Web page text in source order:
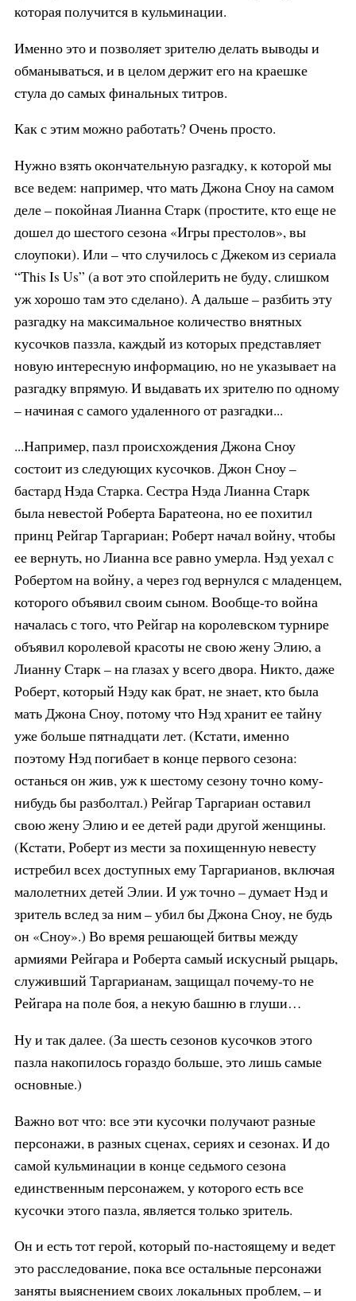
которая получится в кульминации.
Именно это и позволяет зрителю делать выводы и
обманываться, и в целом держит его на краешке
стула до самых финальных титров.
Как с этим можно работать? Очень просто.
Нужно взять окончательную разгадку, к которой мы
все ведем: например, что мать Джона Сноу на самом
деле – покойная Лианна Старк (простите, кто еще не
дошел до шестого сезона «Игры престолов», вы
слоупоки). Или – что случилось с Джеком из сериала
“This Is Us” (а вот это спойлерить не буду, слишком
уж хорошо там это сделано). А дальше – разбить эту
разгадку на максимальное количество внятных
кусочков паззла, каждый из которых представляет
новую интересную информацию, но не указывает на
разгадку впрямую. И выдавать их зрителю по одному
– начиная с самого удаленного от разгадки...
...Например, пазл происхождения Джона Сноу
состоит из следующих кусочков. Джон Сноу –
бастард Нэда Старка. Сестра Нэда Лианна Старк
была невестой Роберта Баратеона, но ее похитил
принц Рейгар Таргариан; Роберт начал войну, чтобы
ее вернуть, но Лианна все равно умерла. Нэд уехал с
Робертом на войну, а через год вернулся с младенцем,
которого объявил своим сыном. Вообще-то война
началась с того, что Рейгар на королевском турнире
объявил королевой красоты не свою жену Элию, а
Лианну Старк – на глазах у всего двора. Никто, даже
Роберт, который Нэду как брат, не знает, кто была
мать Джона Сноу, потому что Нэд хранит ее тайну
уже больше пятнадцати лет. (Кстати, именно
поэтому Нэд погибает в конце первого сезона:
останься он жив, уж к шестому сезону точно кому-
нибудь бы разболтал.) Рейгар Таргариан оставил
свою жену Элию и ее детей ради другой женщины.
(Кстати, Роберт из мести за похищенную невесту
истребил всех доступных ему Таргарианов, включая
малолетних детей Элии. И уж точно – думает Нэд и
зритель вслед за ним – убил бы Джона Сноу, не будь
он «Сноу».) Во время решающей битвы между
армиями Рейгара и Роберта самый искусный рыцарь,
служивший Таргарианам, защищал почему-то не
Рейгара на поле боя, а некую башню в глуши…
Ну и так далее. (За шесть сезонов кусочков этого
пазла накопилось гораздо больше, это лишь самые
основные.)
Важно вот что: все эти кусочки получают разные
персонажи, в разных сценах, сериях и сезонах. И до
самой кульминации в конце седьмого сезона
единственным персонажем, у которого есть все
кусочки этого пазла, является только зритель.
Он и есть тот герой, который по-настоящему и ведет
это расследование, пока все остальные персонажи
заняты выяснением своих локальных проблем, – и